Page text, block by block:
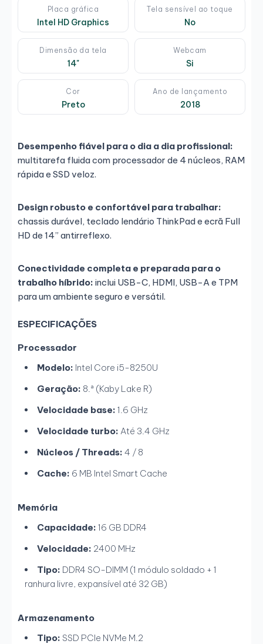
Placa gráfica
Intel HD Graphics
Tela sensível ao toque
No
Dimensão da tela
14"
Webcam
Si
Cor
Preto
Ano de lançamento
2018
Desempenho fiável para o dia a dia profissional:
multitarefa fluida com processador de 4 núcleos, RAM
rápida e SSD veloz.
Design robusto e confortável para trabalhar:
chassis durável, teclado lendário ThinkPad e ecrã Full
HD de 14” antirreflexo.
Conectividade completa e preparada para o
trabalho híbrido: inclui USB-C, HDMI, USB-A e TPM
para um ambiente seguro e versátil.
ESPECIFICAÇÕES
Processador
Modelo: Intel Core i5-8250U
Geração: 8.ª (Kaby Lake R)
Velocidade base: 1.6 GHz
Velocidade turbo: Até 3.4 GHz
Núcleos / Threads: 4 / 8
Cache: 6 MB Intel Smart Cache
Memória
Capacidade: 16 GB DDR4
Velocidade: 2400 MHz
Tipo: DDR4 SO-DIMM (1 módulo soldado + 1
ranhura livre, expansível até 32 GB)
Armazenamento
Tipo: SSD PCIe NVMe M.2